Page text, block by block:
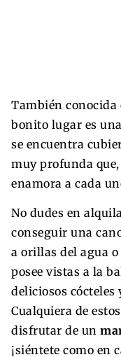
También conocida
bonito lugar es
se encuentra
muy profunda
enamora a cada
No dudes en
conseguir una
a orillas del agua
posee vistas a la
deliciosos cócteles
Cualquiera de
disfrutar de un
¡siéntete como en